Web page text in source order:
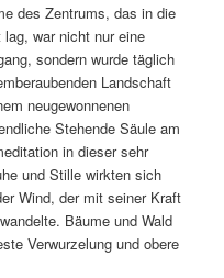
des Zentrums, das in die
war nicht nur eine
sondern wurde täglich
Landschaft
neugewonnenen
Stehende Säule am
in dieser sehr
und Stille wirkten sich
Wind, der mit seiner Kraft
Bäume und Wald
Verwurzelung und obere